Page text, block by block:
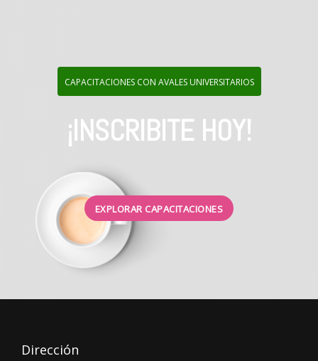
CAPACITACIONES CON AVALES UNIVERSITARIOS
¡INSCRIBITE HOY!
EXPLORAR CAPACITACIONES
Dirección